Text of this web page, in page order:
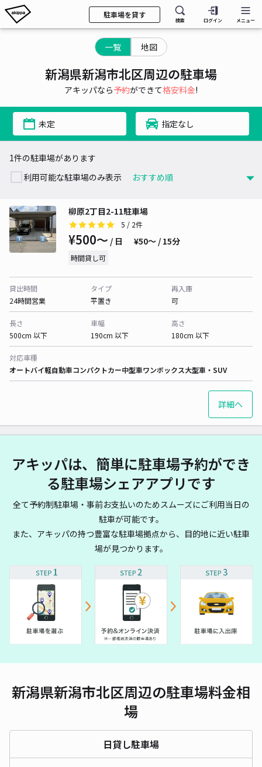
駐車場を貸す
検索 ログイン メニュー
一覧 地図
新潟県新潟市北区周辺の駐車場
アキッパなら予約ができて格安料金!
未定 指定なし
1件の駐車場があります
利用可能な駐車場のみ表示
柳原2丁目2-11駐車場
5 / 2件
¥500〜 / 日 ¥50〜 / 15分
時間貸し可
貸出時間
24時間営業
タイプ
平置き
再入庫
可
長さ
500cm 以下
車幅
190cm 以下
高さ
180cm 以下
対応車種
オートバイ軽自動車コンパクトカー中型車ワンボックス大型車・SUV
詳細へ
アキッパは、簡単に駐車場予約ができ
る駐車場シェアアプリです
全て予約制駐車場・事前お支払いのためスムーズにご利用当日の
駐車が可能です。
また、アキッパの持つ豊富な駐車場拠点から、目的地に近い駐車
場が見つかります。
新潟県新潟市北区周辺の駐車場料金相
場
日貸し駐車場